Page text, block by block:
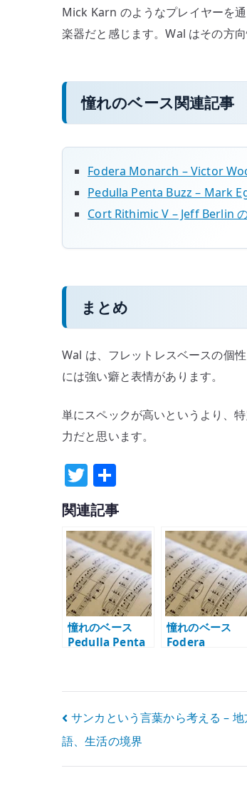
Mick Karn のようなプレイヤーを
楽器だと感じます。Wal はその方
憧れのベース関連記事
Fodera Monarch – Victor
Pedulla Penta Buzz – Mark
Cort Rithimic V – Jeff Berlin
まとめ
Wal は、フレットレスベースの個
には強い癖と表情があります。
単にスペックが高いというより、
力だと思います。
T
w
it
te
r
有
関連記事
憧れのベース
Pedulla Penta
憧れのベース
Fodera
投
稿
サンカという言葉から考える –
語、生活の境界